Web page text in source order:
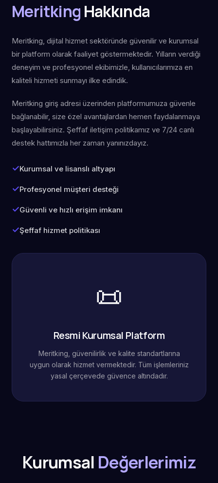
Meritking Hakkında
Meritking, dijital hizmet sektöründe güvenilir ve kurumsal
bir platform olarak faaliyet göstermektedir. Yılların verdiği
deneyim ve profesyonel ekibimizle, kullanıcılarımıza en
kaliteli hizmeti sunmayı ilke edindik.
Meritking giriş adresi üzerinden platformumuza güvenle
bağlanabilir, size özel avantajlardan hemen faydalanmaya
başlayabilirsiniz. Şeffaf iletişim politikamız ve 7/24 canlı
destek hattımızla her zaman yanınızdayız.
Kurumsal ve lisanslı altyapı
Profesyonel müşteri desteği
Güvenli ve hızlı erişim imkanı
Şeffaf hizmet politikası
📜
Resmi Kurumsal Platform
Meritking, güvenilirlik ve kalite standartlarına
uygun olarak hizmet vermektedir. Tüm işlemleriniz
yasal çerçevede güvence altındadır.
Kurumsal Değerlerimiz